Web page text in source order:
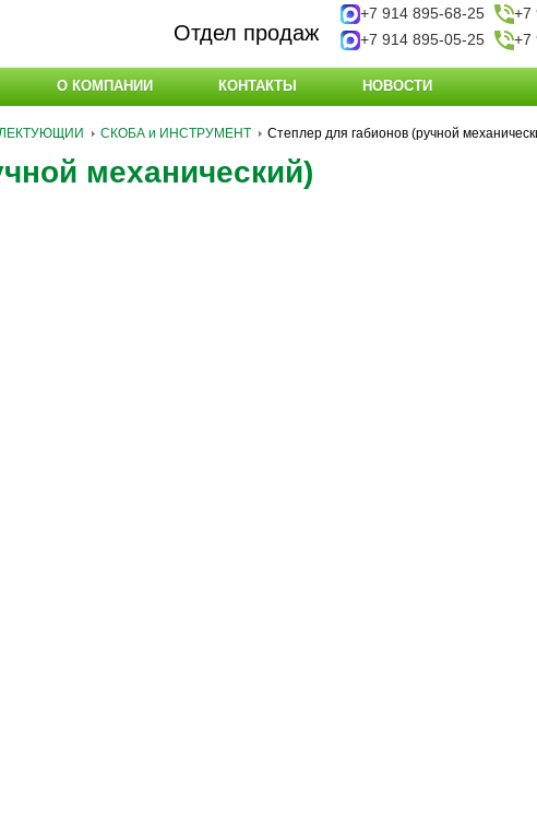
Отдел продаж
+7 914 895-68-25
+7
+7 914 895-05-25
+7
О КОМПАНИИ КОНТАКТЫ НОВОСТИ
СКОБА и ИНСТРУМЕНТ Степлер для габионов (ручной
механический)